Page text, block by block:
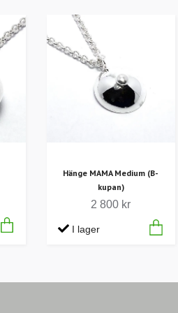
Hänge MAMA Medium (B-
kupan)
2 800 kr
I lager